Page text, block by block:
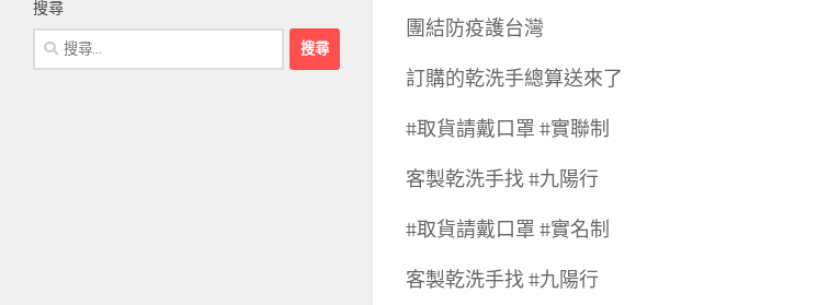
團結防疫護台灣
訂購的乾洗手總算送來了
#取貨請戴口罩 #實聯制
客製乾洗手找 #九陽行
#取貨請戴口罩 #實名制
客製乾洗手找 #九陽行
搜尋
搜
尋